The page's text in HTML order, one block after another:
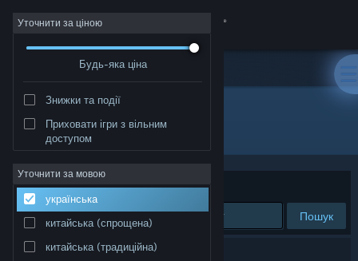
Увійти
Крамниця
Інформація
Підтримка
Змінити мову
Уточнити за ціною
Будь-яка ціна
Знижки та події
Приховати ігри з вільним
доступом
Уточнити за мовою
українська
китайська (спрощена)
китайська (традиційна)
Розробник: AlterWorlds
Упорядкувати за доречністю
Пошук
Результатів вашого пошуку: 0.